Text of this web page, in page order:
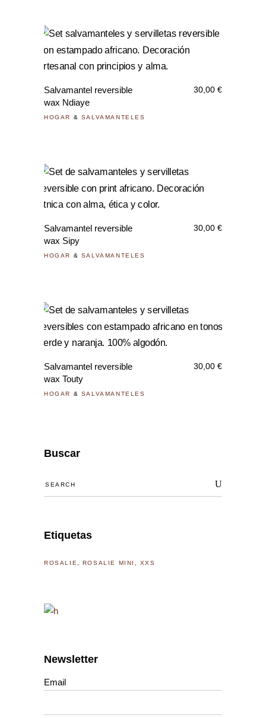
Salvamantel reversible
wax Ndiaye
30,00 €
HOGAR & SALVAMANTELES
Salvamantel reversible
wax Sipy
30,00 €
HOGAR & SALVAMANTELES
Salvamantel reversible
wax Touty
30,00 €
HOGAR & SALVAMANTELES
Buscar
for:
Etiquetas
ROSALIE ROSALIE MINI XXS
Newsletter
Email